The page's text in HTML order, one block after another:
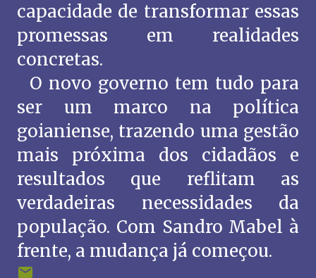
capacidade de transformar essas
promessas em realidades
concretas.
O novo governo tem tudo para
ser um marco na política
goianiense, trazendo uma gestão
mais próxima dos cidadãos e
resultados que reflitam as
verdadeiras necessidades da
população. Com Sandro Mabel à
frente, a mudança já começou.